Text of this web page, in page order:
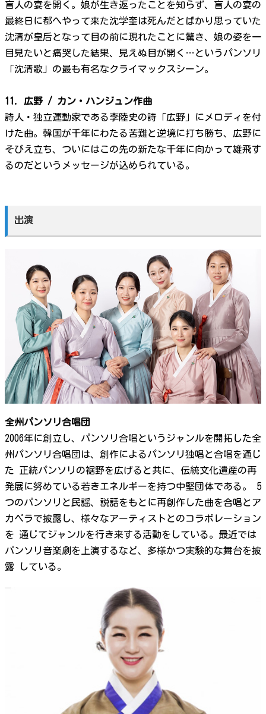
盲人の宴を開く。娘が生き返ったことを知らず、盲人の宴の
最終日に都へやって来た沈学奎は死んだとばかり思っていた
沈清が皇后となって目の前に現れたことに驚き、娘の姿を一
目見たいと痛哭した結果、見えぬ目が開く…というパンソリ
「沈清歌」の最も有名なクライマックスシーン。
11. 広野 / カン・ハンジュン作曲
詩人・独立運動家である李陸史の詩「広野」にメロディを付
けた曲。韓国が千年にわたる苦難と逆境に打ち勝ち、広野に
そびえ立ち、ついにはこの先の新たな千年に向かって雄飛す
るのだというメッセージが込められている。
出演
全州パンソリ合唱団
2006年に創立し、パンソリ合唱というジャンルを開拓した全
州パンソリ合唱団は、創作によるパンソリ独唱と合唱を通じ
た 正統パンソリの裾野を広げると共に、伝統文化遺産の再
発展に努めている若きエネルギーを持つ中堅団体である。 5
つのパンソリと民謡、説話をもとに再創作した曲を合唱とア
カペラで披露し、様々なアーティストとのコラボレーション
を 通じてジャンルを行き来する活動をしている。最近では
パンソリ音楽劇を上演するなど、多様かつ実験的な舞台を披
露 している。